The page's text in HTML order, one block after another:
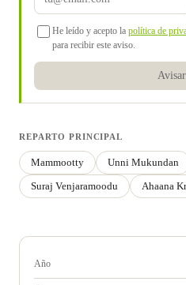
He leído y acepto la política de
para recibir este aviso.
REPARTO PRINCIPAL
Mammootty Unni Mukundan
Suraj Venjaramoodu
Ahaana
Año